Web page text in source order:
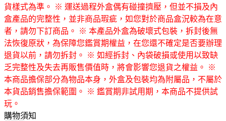
貨樣式為準。
※ 運送過程外盒偶有碰撞擠壓，但並不損及內
盒產品的完整性，並非商品瑕疵，如您對於商品盒況較為在意
者，請勿下訂商品。
※ 本產品外盒為破壞式包裝，拆封後無
法恢復原狀，為保障您鑑賞期權益，在您還不確定是否要辦理
退貨以前，請勿拆封。
※ 如經拆封、內袋破損或使用以致缺
乏完整性及失去再販售價值時，將會影響您退貨之權益。
※
本商品擔保部分為物品本身，外盒及包裝均為附屬品，不屬於
本貨品銷售擔保範圍。
※ 鑑賞期非試用期，本商品不提供試
玩。
購物須知